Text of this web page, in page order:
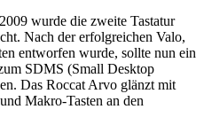
wurde die zweite Tastatur
Nach der erfolgreichen Valo,
entworfen wurde, sollte nun ein
SDMS (Small Desktop
Das Roccat Arvo glänzt mit
Makro-Tasten an den